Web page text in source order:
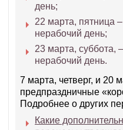
день;
22 марта, пятница
нерабочий день;
23 марта, суббота,
нерабочий день.
7 марта, четверг, и 20
предпраздничные
Подробнее о других
Какие